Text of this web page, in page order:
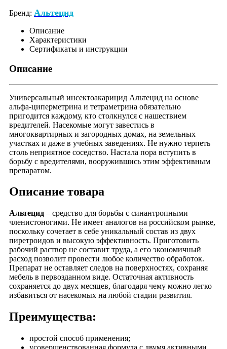
Бренд: Альтецид
Описание
Характеристики
Сертификаты и инструкции
Описание
Универсальный инсектоакарицид Альтецид на основе
альфа-циперметрина и тетраметрина обязательно
пригодится каждому, кто столкнулся с нашествием
вредителей. Насекомые могут завестись в
многоквартирных и загородных домах, на земельных
участках и даже в учебных заведениях. Не нужно терпеть
столь неприятное соседство. Настала пора вступить в
борьбу с вредителями, вооружившись этим эффективным
препаратом.
Описание товара
Альтецид – средство для борьбы с синантропными
членистоногими. Не имеет аналогов на российском рынке,
поскольку сочетает в себе уникальный состав из двух
пиретроидов и высокую эффективность. Приготовить
рабочий раствор не составит труда, а его экономичный
расход позволит провести любое количество обработок.
Препарат не оставляет следов на поверхностях, сохраняя
мебель в первозданном виде. Остаточная активность
сохраняется до двух месяцев, благодаря чему можно легко
избавиться от насекомых на любой стадии развития.
Преимущества:
простой способ применения;